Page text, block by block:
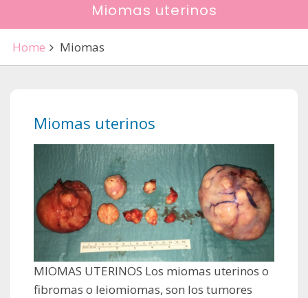
Miomas uterinos
Home Miomas
Miomas uterinos
MIOMAS UTERINOS Los miomas uterinos o
fibromas o leiomiomas, son los tumores